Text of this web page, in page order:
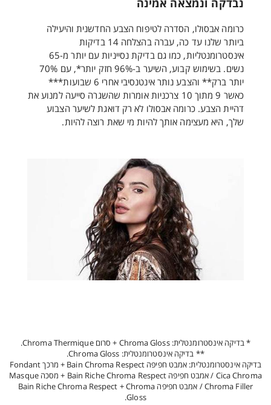
נבדקה ונמצאה אמינה
כרומה אבסולו, הסדרה לטיפוח הצבע החדשנית והיעילה
ביותר שלנו עד כה, עברה בהצלחה 14 בדיקות
אינסטרומנטליות, כמו גם בדיקת נסייניות עם יותר מ-65
נשים. בשימוש קבוע, השיער ב-96% חזק יותר*, עם 70%
יותר ברק** והצבע נותר אינטנסיבי אחרי 6 שבועות***
כאשר 9 מתוך 10 צרכניות אומרות שהשגרה סייעה למנוע את
דהיית הצבע. כרומה אבסולו לא רק דואגת לשיער הצבוע
שלך, היא מעצימה אותך להיות מי שאת רוצה להיות.
* בדיקה אינסטרומנטלית: Chroma Gloss + סרום Chroma Thermique.
** בדיקה אינסטרומנטלית: Chroma Gloss.
בדיקה אינסטרומנטלית: אמבט חפיפה Bain Chroma Respect + מרכך Fondant
Cica Chroma / אמבט חפיפה Bain Riche Chroma Respect + מסכה Masque
Chroma Filler / אמבט חפיפה Bain Riche Chroma Respect + Chroma
Gloss.